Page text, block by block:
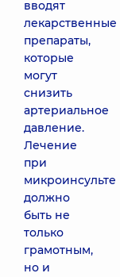
вводят
лекарственные
препараты,
которые
могут
снизить
артериальное
давление.
Лечение
при
микроинсульте
должно
быть не
только
грамотным,
но и